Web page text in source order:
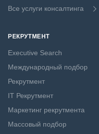
Все услуги консалтинга
РЕКРУТМЕНТ
Executive Search
Международный подбор
Рекрутмент
IT Рекрутмент
Маркетинг рекрутмента
Массовый подбор